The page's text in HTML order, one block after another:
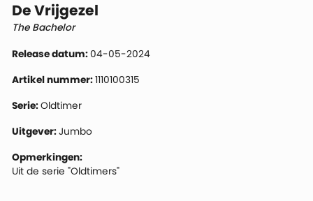
De Vrijgezel
The Bachelor
Release datum:04-05-2024
Artikel nummer:1110100315
Serie:Oldtimer
Uitgever:Jumbo
Opmerkingen:
Uit de serie "Oldtimers"